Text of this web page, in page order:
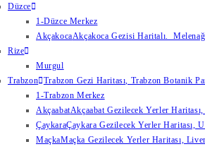
Düzce
1-Düzce Merkez
AkçakocaAkçakoca Gezisi Haritalı.
Rize
Murgul
Trabzon Trabzon Gezi Haritası, Trabzon Botanik
1-Trabzon Merkez
AkçaabatAkçaabat Gezilecek Yerler
ÇaykaraÇaykara Gezilecek Yerler Haritası,
MaçkaMaçka Gezilecek Yerler Haritası,